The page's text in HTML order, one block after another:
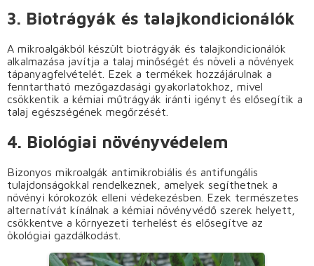
3. Biotrágyák és talajkondicionálók
A mikroalgákból készült biotrágyák és talajkondicionálók
alkalmazása javítja a talaj minőségét és növeli a növények
tápanyagfelvételét. Ezek a termékek hozzájárulnak a
fenntartható mezőgazdasági gyakorlatokhoz, mivel
csökkentik a kémiai műtrágyák iránti igényt és elősegítik a
talaj egészségének megőrzését.
4. Biológiai növényvédelem
Bizonyos mikroalgák antimikrobiális és antifungális
tulajdonságokkal rendelkeznek, amelyek segíthetnek a
növényi kórokozók elleni védekezésben. Ezek természetes
alternatívát kínálnak a kémiai növényvédő szerek helyett,
csökkentve a környezeti terhelést és elősegítve az
ökológiai gazdálkodást.